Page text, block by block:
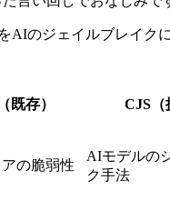
AIのジェイルブレイク
既存） CJS（
の脆弱性
AIモデルの
ク手法